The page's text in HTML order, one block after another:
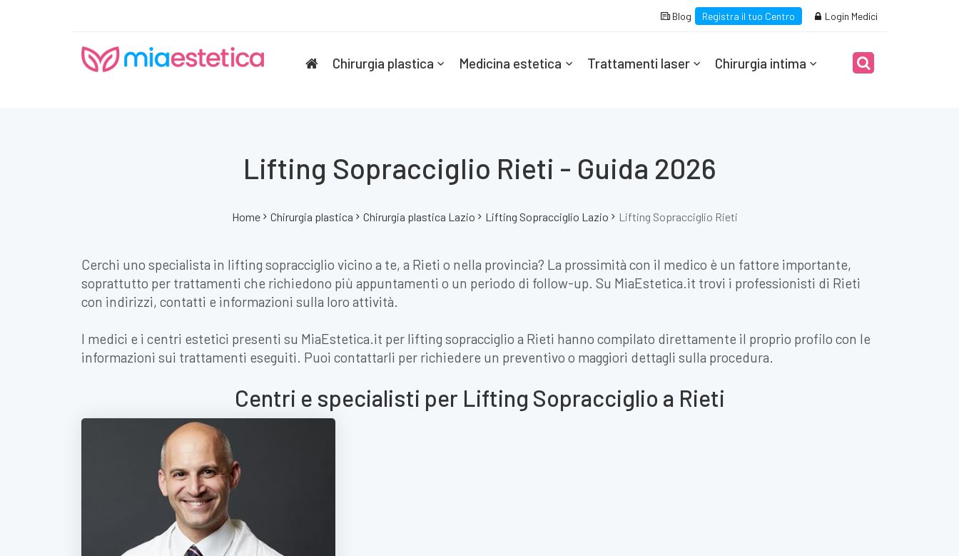
Blog Registra il tuo Centro Login Medici
Chirurgia plastica Medicina estetica Trattamenti laser Chirurgia intima
Lifting Sopracciglio Rieti - Guida 2026
Home Chirurgia plastica Chirurgia plastica Lazio Lifting Sopracciglio Lazio Lifting Sopracciglio Rieti
Cerchi uno specialista in lifting sopracciglio vicino a te, a Rieti o nella provincia? La prossimità con il medico è un fattore importante,
soprattutto per trattamenti che richiedono più appuntamenti o un periodo di follow-up. Su MiaEstetica.it trovi i professionisti di Rieti
con indirizzi, contatti e informazioni sulla loro attività.
I medici e i centri estetici presenti su MiaEstetica.it per lifting sopracciglio a Rieti hanno compilato direttamente il proprio profilo con le
informazioni sui trattamenti eseguiti. Puoi contattarli per richiedere un preventivo o maggiori dettagli sulla procedura.
Centri e specialisti per Lifting Sopracciglio a Rieti